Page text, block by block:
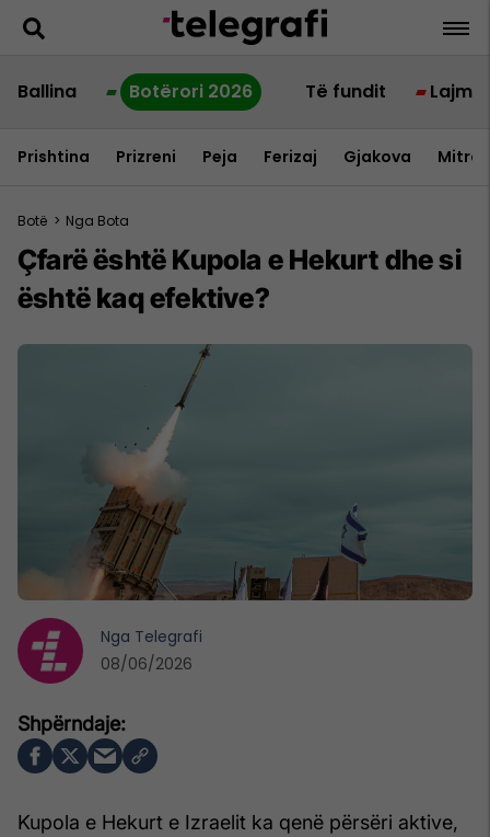
Ballina Botërori 2026 Të fundit Lajme
Prishtina Prizreni Peja Ferizaj Gjakova
Botë > Nga Bota
Çfarë është Kupola e Hekurt dhe si
është kaq efektive?
Kupola e Hekurt e Izraelit ka qenë përsëri aktive,
Nga Telegrafi
08/06/2026